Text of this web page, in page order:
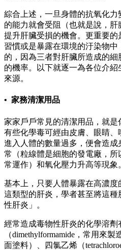
綜合上述，一旦身體的抗氧化
的能力就會受阻（也就是說，
提升肝臟受損的機會。更重要
習慣或是暴露在環境的汙染物
的，因為三者對肝臟所造成的
的機率。以下就逐一為各位介
來源。
• 家務清潔用品
家家戶戶常見的清潔用品，就是
有些化學毒可經由皮膚、眼睛
進入人體的數量過多，便會造
常（粒線體是細胞的發電廠，
常運作）和氧化壓力升高等現象
基本上，只要人體暴露在高濃
這類型的肝炎，學者甚至將這
性肝炎」。
經常造成毒物性肝炎的化學溶劑
（dimethylformamide，常用來
面塗料）、四氯乙烯（